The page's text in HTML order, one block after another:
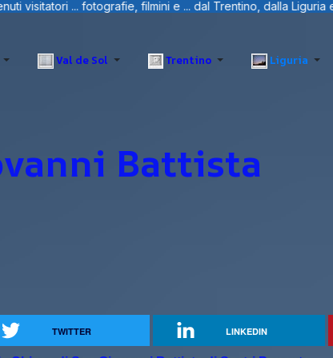
e ... dal Trentino, dalla Liguria e Sardegna.
Val de Sol Trentino Liguria
Battista
TWITTER LINKEDIN